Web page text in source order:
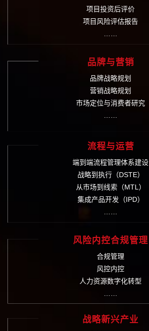
项目投资后评价
项目风险评估报告
品牌与营销
品牌战略规划
营销战略规划
市场定位与消费者研究
流程与运营
端到端流程管理体系建设
战略到执行（DSTE）
从市场到线索（MTL）
集成产品开发（IPD）
风险内控合规管理
合规管理
风控内控
人力资源数字化转型
战略新兴产业